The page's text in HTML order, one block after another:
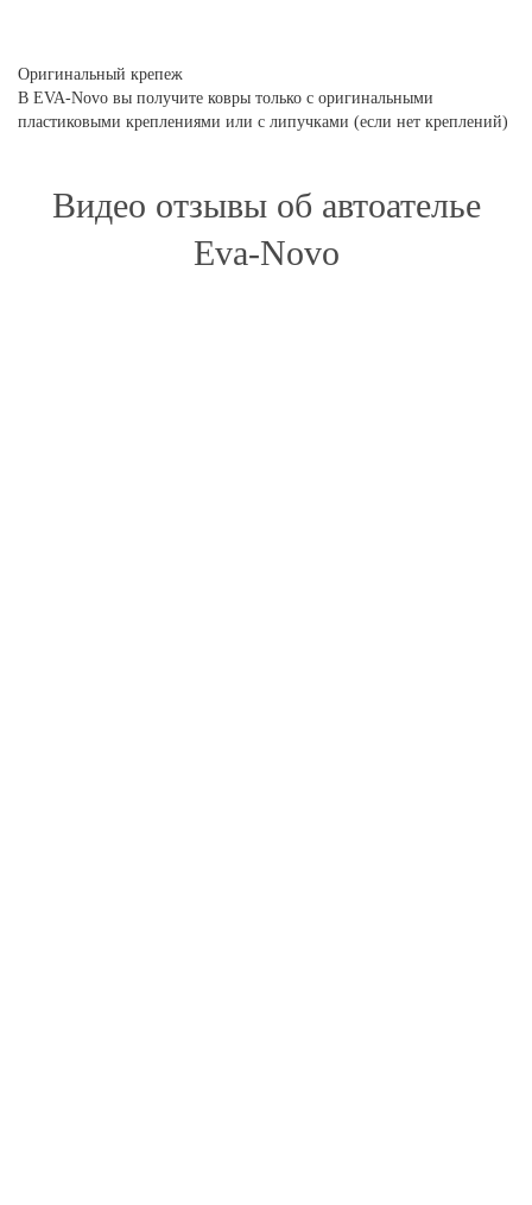
Оригинальный крепеж
В EVA-Novo вы получите ковры только с оригинальными
пластиковыми креплениями или с липучками (если нет креплений)
Видео отзывы об автоателье
Eva-Novo